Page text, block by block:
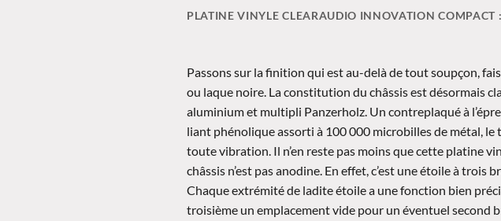
PLATINE VINYLE CLEARAUDIO INNOVATION
Passons sur la finition qui est au-delà de tout soupçon,
ou laque noire. La constitution du châssis est désormais
aluminium et multipli Panzerholz. Un contreplaqué à
liant phénolique assorti à 100 000 microbilles de métal,
toute vibration. Il n’en reste pas moins que cette platine
châssis n’est pas anodine. En effet, c’est une étoile à
Chaque extrémité de ladite étoile a une fonction bien
troisième un emplacement vide pour un éventuel second